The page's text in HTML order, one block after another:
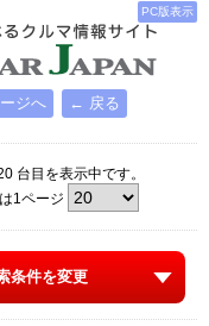
PC版表示
ジへ ← 戻る
台目を表示中です。
1ページ
条件を変更